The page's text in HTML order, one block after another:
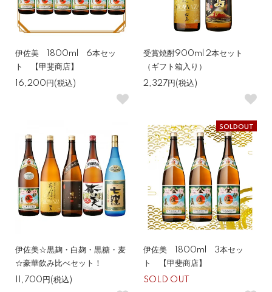
伊佐美 1800ml 6本セッ
ト 【甲斐商店】
16,200円(税込)
受賞焼酎900ml 2本セット
（ギフト箱入り）
2,327円(税込)
伊佐美☆黒麹・白麹・黒糖・麦
☆豪華飲み比べセット！
11,700円(税込)
SOLDOUT
伊佐美 1800ml 3本セッ
ト 【甲斐商店】
SOLD OUT